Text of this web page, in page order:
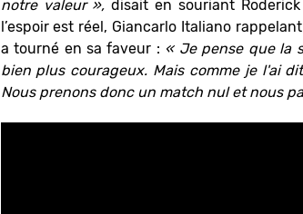
notre valeur », disait en souriant
l’espoir est réel, Giancarlo Italiano
a tourné en sa faveur : « Je pense que la
bien plus courageux. Mais comme je l'ai
Nous prenons donc un match nul et nous